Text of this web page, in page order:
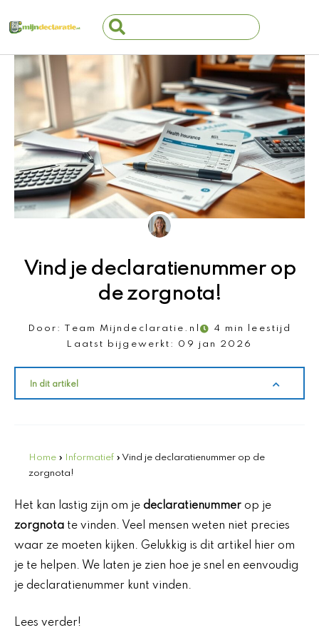
naar
inhoud
Search
...
Vind je declaratienummer op
de zorgnota!
Door: Team Mijndeclaratie.nl
4 min leestijd
Laatst bijgewerkt:
09 jan 2026
In dit artikel
Home » Informatief » Vind je declaratienummer op de
zorgnota!
Het kan lastig zijn om je declaratienummer op je
zorgnota te vinden. Veel mensen weten niet precies
waar ze moeten kijken. Gelukkig is dit artikel hier om
je te helpen. We laten je zien hoe je snel en eenvoudig
je declaratienummer kunt vinden.
Lees verder!